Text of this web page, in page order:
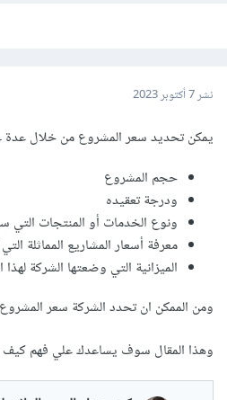
نشر7 أكتوبر 2023
يمكن تحديد سعر المشروع من خلال عدة
حجم المشروع
ودرجة تعقيده
ونوع الخدمات أو المنتجات التي
معرفة أسعار المشاريع المماثلة
الميزانية التي وضعتها الشركة
ومن الممكن ان تحدد الشركة سعر
وهذا المقال سوف يساعدك علي فهم